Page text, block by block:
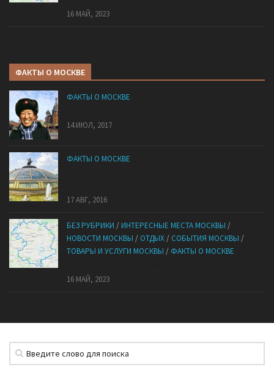
16 МАЙ, 2023
ФАКТЫ О МОСКВЕ
ФАКТЫ О МОСКВЕ
14 ИЮЛ, 2017
ФАКТЫ О МОСКВЕ
17 АВГ, 2016
БЕЗ РУБРИКИ /ИНТЕРЕСНЫЕ МЕСТА МОСКВЫ /
НОВОСТИ МОСКВЫ / ОТДЫХ/ СОБЫТИЯ МОСКВЫ /
ТОВАРЫ И УСЛУГИ МОСКВЫ / ФАКТЫ О МОСКВЕ
16 МАЙ, 2023